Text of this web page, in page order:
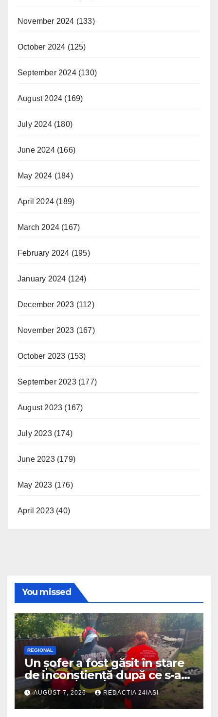
November 2024 (133)
October 2024 (125)
September 2024(130)
August 2024 (169)
July 2024(180)
June 2024(166)
May 2024 (184)
April 2024 (189)
March 2024 (167)
February 2024 (195)
January 2024 (124)
December 2023 (112)
November 2023 (167)
October 2023 (153)
September 2023(177)
August 2023 (167)
July 2023(174)
June 2023(179)
May 2023 (176)
April 2023 (40)
You missed
REGIONAL
Un șofer a fost găsit în stare
de inconștiență după ce s-a
răsturnat cu autoturismul pe
marginea drumului
AUGUST 7, 2026 REDACTIA 24IASI